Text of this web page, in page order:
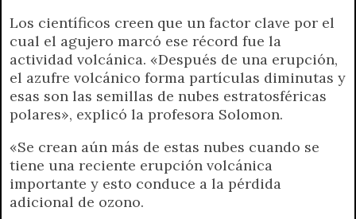
Los científicos creen que un factor clave por el
cual el agujero marcó ese récord fue la
actividad volcánica. «Después de una erupción,
el azufre volcánico forma partículas diminutas y
esas son las semillas de nubes estratosféricas
polares», explicó la profesora Solomon.
«Se crean aún más de estas nubes cuando se
tiene una reciente erupción volcánica
importante y esto conduce a la pérdida
adicional de ozono.